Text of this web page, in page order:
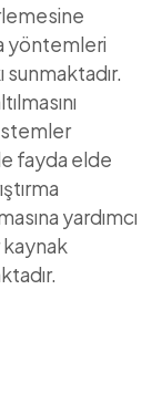
yöntemleri
fayda elde
yardımcı
kaynak